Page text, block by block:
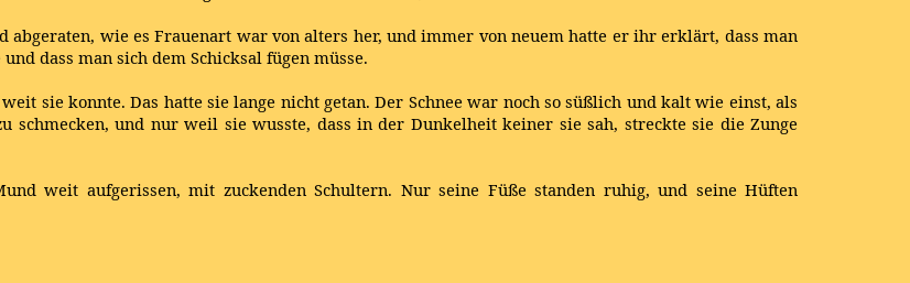
abgeraten, wie es Frauenart war von alters her, und immer von neuem hatte er ihr erklärt, dass man
dass man sich dem Schicksal fügen müsse.
sie konnte. Das hatte sie lange nicht getan. Der Schnee war noch so süßlich und kalt wie einst, als
schmecken, und nur weil sie wusste, dass in der Dunkelheit keiner sie sah, streckte sie die Zunge
weit aufgerissen, mit zuckenden Schultern. Nur seine Füße standen ruhig, und seine Hüften